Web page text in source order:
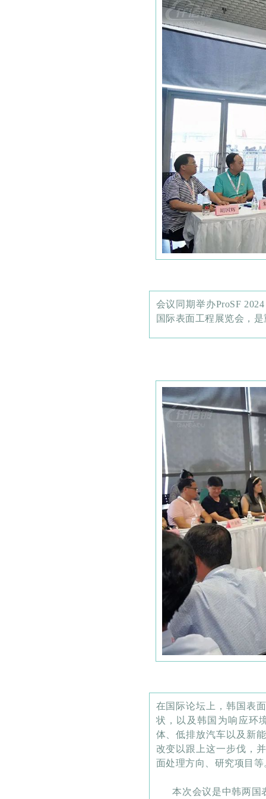
会议同期举办ProSF
国际表面工程展览会，
在国际论坛上，韩国表
状，以及韩国为响应环
体、低排放汽车以及新
改变以跟上这一步伐，
面处理方向、研究项目等
本次会议是中韩两国